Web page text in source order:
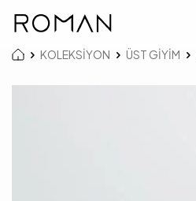
KOLEKSİYON ÜST GİYİM